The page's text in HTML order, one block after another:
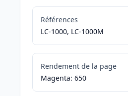
Références
LC-1000, LC-1000M
Rendement de la page
Magenta: 650